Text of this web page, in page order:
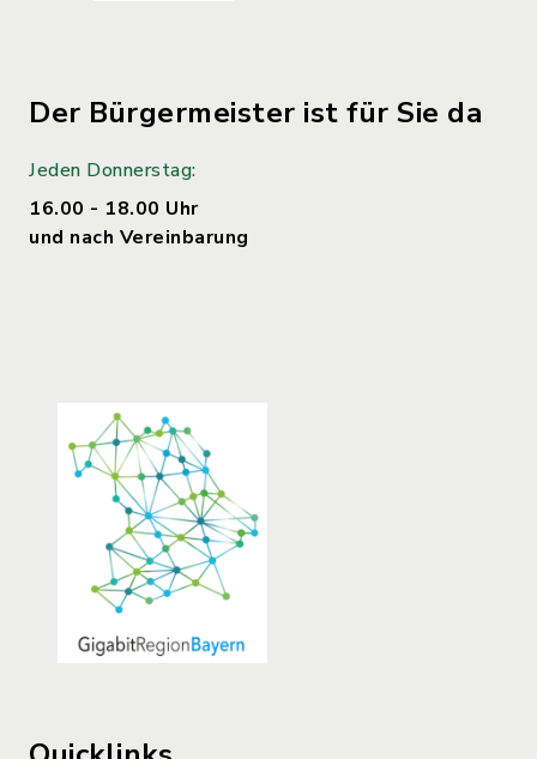
Der Bürgermeister ist für Sie da
Jeden Donnerstag:
16.00 - 18.00 Uhr
und nach Vereinbarung